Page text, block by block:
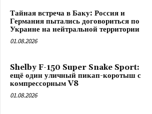
Тайная встреча в Баку: Россия и
Германия пытались договориться по
Украине на нейтральной территории
01.08.2026
Shelby F-150 Super Snake Sport:
ещё один уличный пикап-коротыш с
компрессорным V8
01.08.2026